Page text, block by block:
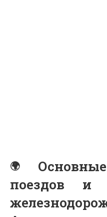
поездов и